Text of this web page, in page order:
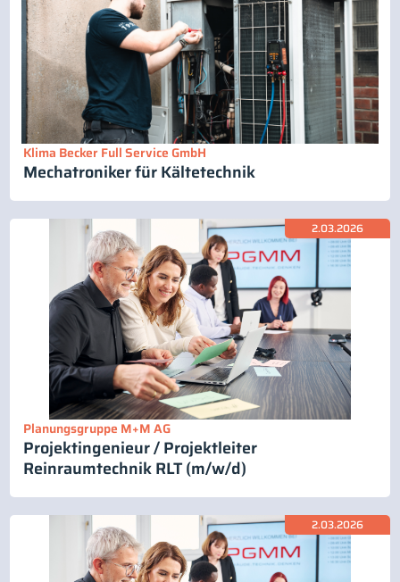
Klima Becker Full Service GmbH
Mechatroniker für Kältetechnik
2.03.2026
Planungsgruppe M+M AG
Projektingenieur / Projektleiter
Reinraumtechnik RLT (m/w/d)
2.03.2026